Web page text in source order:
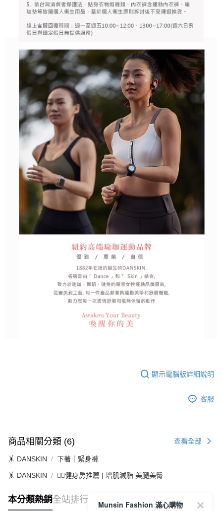
顯示電腦版詳細說明
客服
商品相關分類 (6) 查看全部
🤸 DANSKIN 下著｜緊身褲
🤸 DANSKIN 🏋️‍♀️健身房推薦 | 增肌減脂 美腿美臀
本分類熱銷全站排行
Munsin Fashion 滿心購物